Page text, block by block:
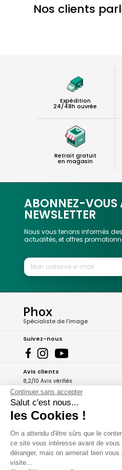
Nos clients
Expédition
24/48h ouvrée
Retrait gratuit
en magasin
ABONNEZ-VOUS
NEWSLETTER
Nous vous tenons informés
actualités, et offres
Phox
Spécialiste de l'image
Suivez-nous
Avis clients
8,2/10 Avis vérifiés
L'Appli Phox
A propos de Phox
Services et garanties
Continuer sans accepter
Salut c'est nous...
les Cookies !
On a attendu d'être sûrs que le
ce site vous intéresse avant de vous
déranger, mais on aimerait bien
visite...